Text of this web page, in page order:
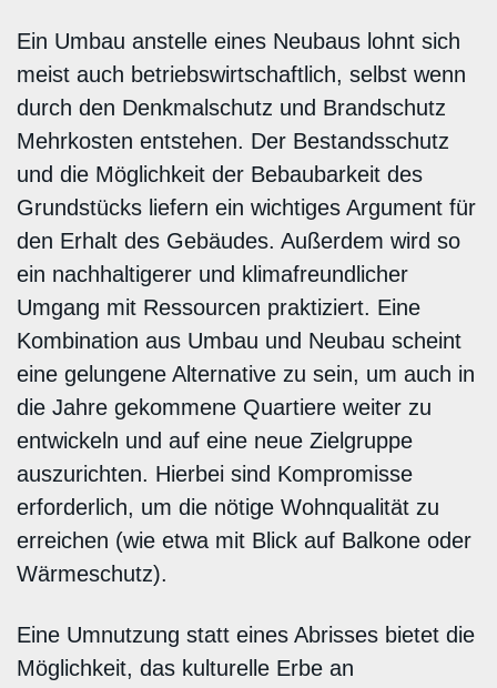
Ein Umbau anstelle eines Neubaus lohnt sich
meist auch betriebswirtschaftlich, selbst wenn
durch den Denkmalschutz und Brandschutz
Mehrkosten entstehen. Der Bestandsschutz
und die Möglichkeit der Bebaubarkeit des
Grundstücks liefern ein wichtiges Argument für
den Erhalt des Gebäudes. Außerdem wird so
ein nachhaltigerer und klimafreundlicher
Umgang mit Ressourcen praktiziert. Eine
Kombination aus Umbau und Neubau scheint
eine gelungene Alternative zu sein, um auch in
die Jahre gekommene Quartiere weiter zu
entwickeln und auf eine neue Zielgruppe
auszurichten. Hierbei sind Kompromisse
erforderlich, um die nötige Wohnqualität zu
erreichen (wie etwa mit Blick auf Balkone oder
Wärmeschutz).
Eine Umnutzung statt eines Abrisses bietet die
Möglichkeit, das kulturelle Erbe an